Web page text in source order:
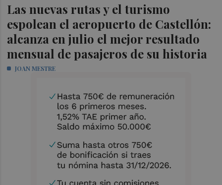
Las nuevas rutas y el turismo
espolean el aeropuerto de Castellón:
alcanza en julio el mejor resultado
mensual de pasajeros de su historia
JOAN MESTRE